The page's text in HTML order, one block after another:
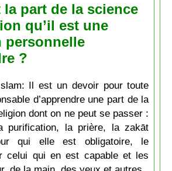
la part de la science
qu’il est une
personnelle
?
Il est un devoir pour toute
d’apprendre une part de la
dont on ne peut se passer :
purification, la prière, la zakāt
qui elle est obligatoire, le
celui qui en est capable et les